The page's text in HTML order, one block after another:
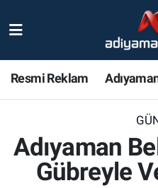
Resmi Reklam
Adıyaman
Gübreyle
Magazin
Nöbetçi Eczaneler
Adiyaman Namaz
Trafik Durumu